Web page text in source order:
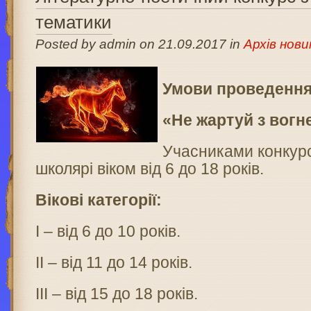
тематики
Posted by admin on 21.09.2017 inАрхів
Умови
«Не жартуй з
Учасниками
школярі віком від 6 до 18 років.
Вікові категорії:
І – від 6 до 10 років.
ІІ – від 11 до 14 років.
ІІІ – від 15 до 18 років.